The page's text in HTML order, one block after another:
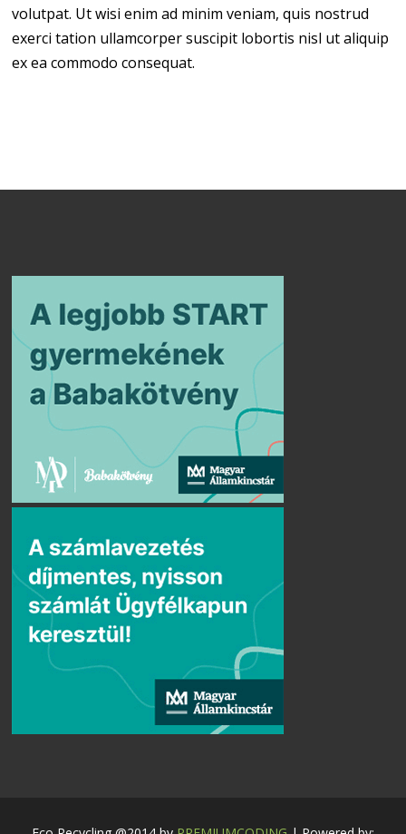
volutpat. Ut wisi enim ad minim veniam, quis nostrud
exerci tation ullamcorper suscipit lobortis nisl ut aliquip
ex ea commodo consequat.